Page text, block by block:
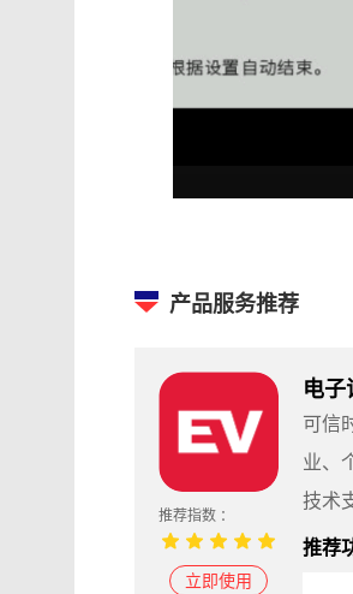
产品服务推荐
推荐指数 ：
立即使用
电子
可信
业、
技术
推荐